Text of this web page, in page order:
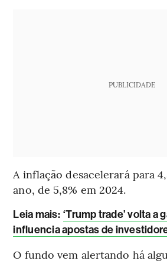
PUBLICIDADE
A inflação desacelerará para
ano, de 5,8% em 2024.
Leia mais: ‘Trump trade’ volta a
influencia apostas de
O fundo vem alertando há